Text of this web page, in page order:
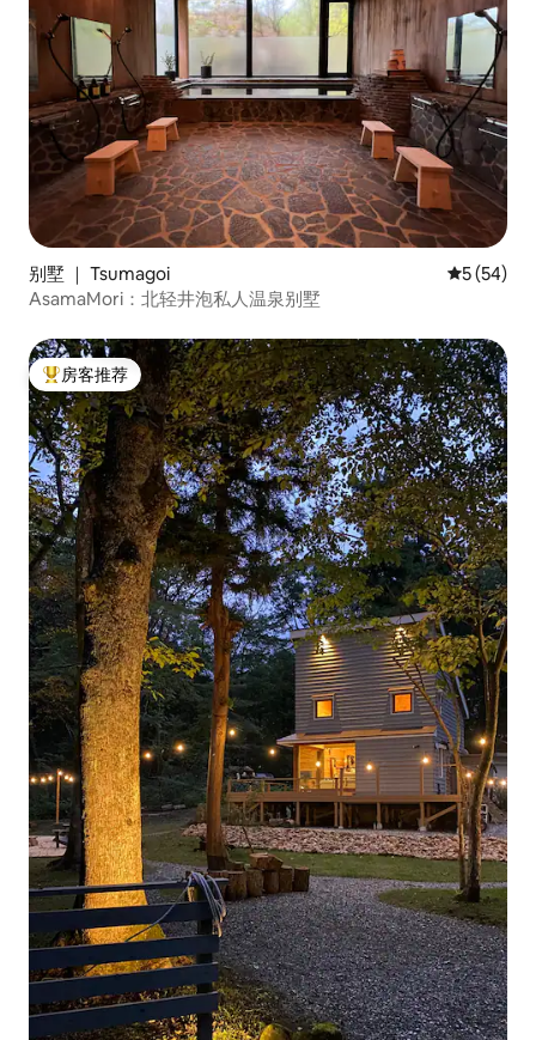
别墅 ｜ Tsumagoi 平均评分
5 (54)
AsamaMori：北轻井泡私人温泉别墅
热门「房客推荐」
房客推荐